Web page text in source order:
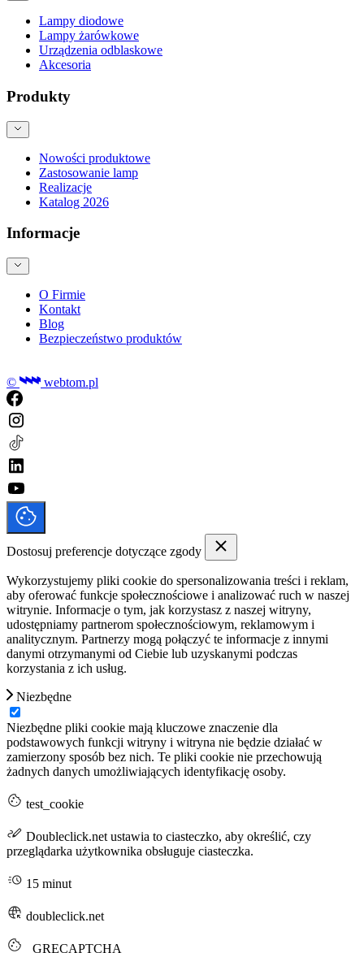
Lampy diodowe
Lampy żarówkowe
Urządzenia odblaskowe
Akcesoria
Produkty
Nowości produktowe
Zastosowanie lamp
Realizacje
Katalog 2026
Informacje
O Firmie
Kontakt
Blog
Bezpieczeństwo produktów
© webtom.pl
Dostosuj preferencje dotyczące zgody
Wykorzystujemy pliki cookie do spersonalizowania treści i reklam,
aby oferować funkcje społecznościowe i analizować ruch w naszej
witrynie. Informacje o tym, jak korzystasz z naszej witryny,
udostępniamy partnerom społecznościowym, reklamowym i
analitycznym. Partnerzy mogą połączyć te informacje z innymi
danymi otrzymanymi od Ciebie lub uzyskanymi podczas
korzystania z ich usług.
Niezbędne
Niezbędne pliki cookie mają kluczowe znaczenie dla
podstawowych funkcji witryny i witryna nie będzie działać w
zamierzony sposób bez nich. Te pliki cookie nie przechowują
żadnych danych umożliwiających identyfikację osoby.
test_cookie
Doubleclick.net ustawia to ciasteczko, aby określić, czy
przeglądarka użytkownika obsługuje ciasteczka.
15 minut
doubleclick.net
_GRECAPTCHA